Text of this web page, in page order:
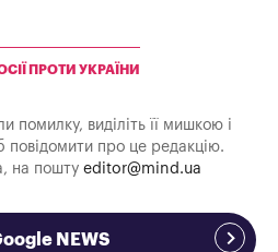
ПРОТИ УКРАЇНИ
помилку, виділіть її мишкою і
повідомити про це редакцію.
на пошту editor@mind.ua
NEWS